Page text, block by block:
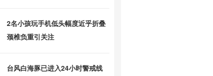
2名小孩玩手机低头幅度近乎折叠
颈椎负重引关注
台风白海豚已进入24小时警戒线